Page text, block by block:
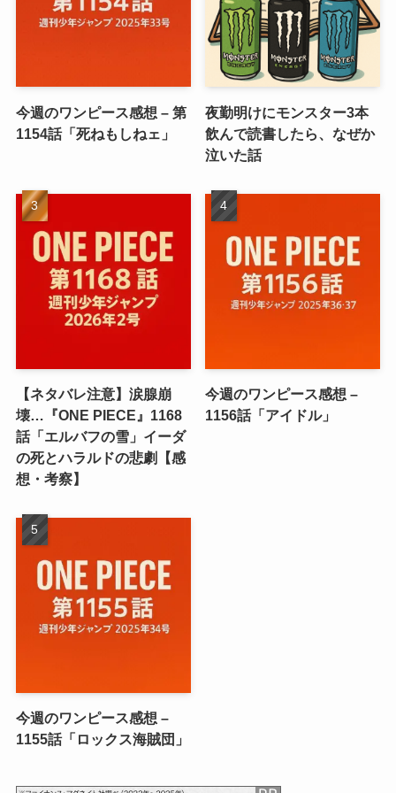
今週のワンピース感想 – 第
1154話「死ねもしねェ」
夜勤明けにモンスター3本
飲んで読書したら、なぜか
泣いた話
【ネタバレ注意】涙腺崩
壊…『ONE PIECE』1168
話「エルバフの雪」イーダ
の死とハラルドの悲劇【感
想・考察】
今週のワンピース感想 –
1156話「アイドル」
今週のワンピース感想 –
1155話「ロックス海賊団」